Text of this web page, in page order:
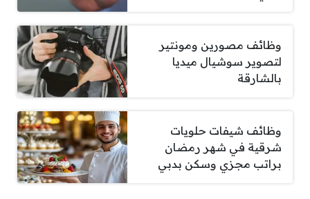
وظائف مصورين ومونتير
لتصوير سوشيال ميديا
بالشارقة
وظائف شيفات حلويات
شرقية في شهر رمضان
براتب مجزي وسكن بدبي